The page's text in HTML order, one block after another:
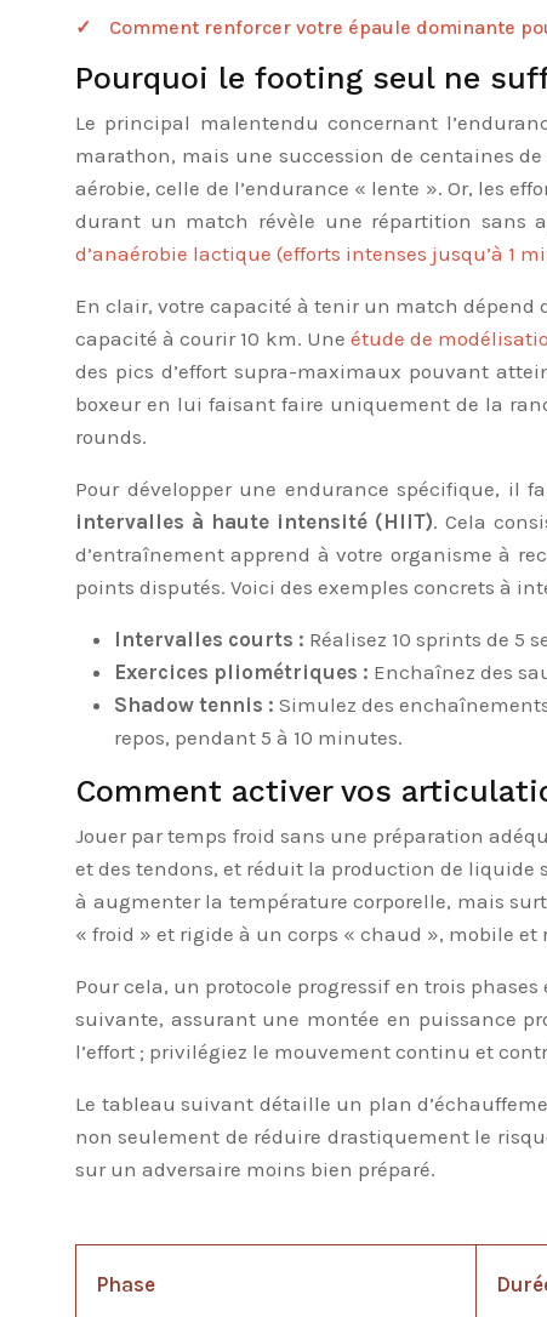
Comment renforcer votre épaule dominante
Pourquoi le footing seul ne
Le principal malentendu concernant
marathon, mais une succession de centaines
aérobie, celle de l’endurance « lente ». Or, les
durant un match révèle une répartition sans
d’anaérobie lactique (efforts intenses jusqu’à 1
En clair, votre capacité à tenir un match dépend
capacité à courir 10 km. Une étude de
des pics d’effort supra-maximaux pouvant
boxeur en lui faisant faire uniquement de la
rounds.
Pour développer une endurance spécifique, il
intervalles à haute intensité (HIIT). Cela
d’entraînement apprend à votre organisme à
points disputés. Voici des exemples concrets à
Intervalles courts : Réalisez 10 sprints de 5
Exercices pliométriques : Enchaînez des
Shadow tennis : Simulez des
repos, pendant 5 à 10 minutes.
Comment activer vos
Jouer par temps froid sans une préparation
et des tendons, et réduit la production de
à augmenter la température corporelle, mais
« froid » et rigide à un corps « chaud », mobile
Pour cela, un protocole progressif en trois
suivante, assurant une montée en puissance
l’effort ; privilégiez le mouvement continu et
Le tableau suivant détaille un plan
non seulement de réduire drastiquement le
sur un adversaire moins bien préparé.
Phase